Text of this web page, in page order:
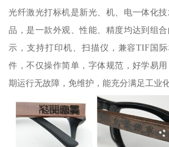
光纤激光打标机是新光、机、电一体化
品，是一款外观、性能、精度均达到组
示，支持打印机、扫描仪，兼容TIF国际
件，不仅操作简单，字体规范，好学易
期运行无故障，免维护，能充分满足工业